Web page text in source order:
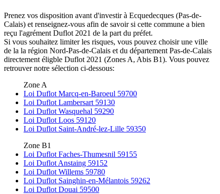
Prenez vos disposition avant d'investir à Ecquedecques (Pas-de-
Calais) et renseignez-vous afin de savoir si cette commune a bien
reçu l'agrément Duflot 2021 de la part du préfet.
Si vous souhaitez limiter les risques, vous pouvez choisir une ville
de la la région Nord-Pas-de-Calais et du département Pas-de-Calais
directement éligble Duflot 2021 (Zones A, Abis B1). Vous pouvez
retrouver notre sélection ci-dessous:
Zone A
Loi Duflot Marcq-en-Baroeul 59700
Loi Duflot Lambersart 59130
Loi Duflot Wasquehal 59290
Loi Duflot Loos 59120
Loi Duflot Saint-André-lez-Lille 59350
Zone B1
Loi Duflot Faches-Thumesnil 59155
Loi Duflot Anstaing 59152
Loi Duflot Willems 59780
Loi Duflot Sainghin-en-Mélantois 59262
Loi Duflot Douai 59500